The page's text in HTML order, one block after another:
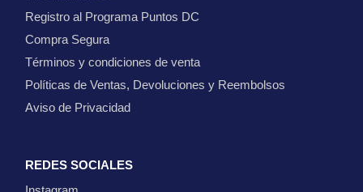
Registro al Programa Puntos DC
Compra Segura
Términos y condiciones de venta
Políticas de Ventas, Devoluciones y Reembolsos
Aviso de Privacidad
REDES SOCIALES